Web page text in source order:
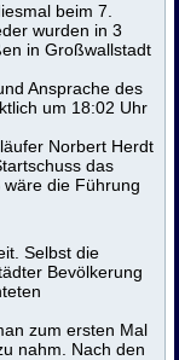
beim 7.
wurden in 3
in Großwallstadt
Ansprache des
um 18:02 Uhr
Norbert Herdt
das
die Führung
Selbst die
Bevölkerung
zum ersten Mal
nahm. Nach den